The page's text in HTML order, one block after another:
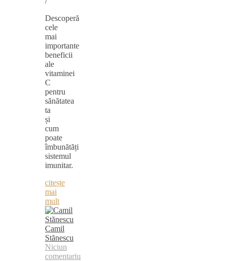
Descoperă
cele
mai
importante
beneficii
ale
vitaminei
C
pentru
sănătatea
ta
și
cum
poate
îmbunătăți
sistemul
imunitar.
citește
mai
mult
Camil
Stănescu
Niciun
comentariu